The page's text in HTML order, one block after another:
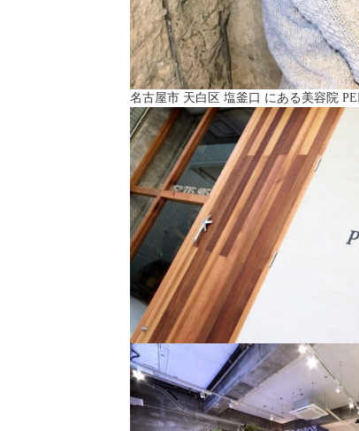
名古屋市 天白区 塩釜口 にある美容院